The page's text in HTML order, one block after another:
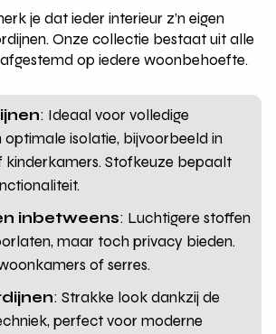
je dat ieder interieur z’n eigen
Onze collectie bestaat uit alle
op iedere woonbehoefte.
: Ideaal voor volledige
optimale isolatie, bijvoorbeeld in
kinderkamers. Stofkeuze bepaalt
inbetweens: Luchtigere stoffen
maar toch privacy bieden.
of serres.
: Strakke look dankzij de
perfect voor moderne